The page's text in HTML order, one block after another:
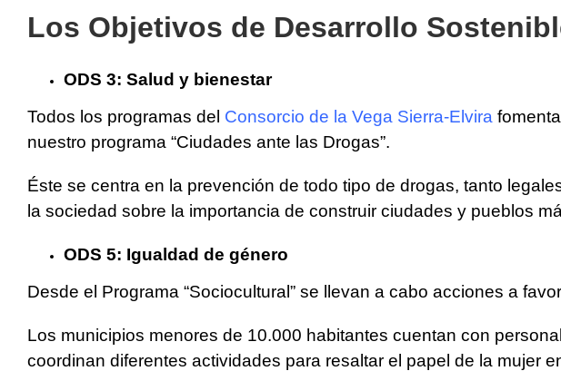
Los Objetivos de Desarrollo
ODS 3: Salud y bienestar
Todos los programas del Consorcio de la Vega Sierra-Elvira
nuestro programa “Ciudades ante las Drogas”.
Éste se centra en la prevención de todo tipo de drogas, tanto
la sociedad sobre la importancia de construir ciudades y pueblos
ODS 5: Igualdad de género
Desde el Programa “Sociocultural” se llevan a cabo acciones a
Los municipios menores de 10.000 habitantes cuentan con
coordinan diferentes actividades para resaltar el papel de la mujer